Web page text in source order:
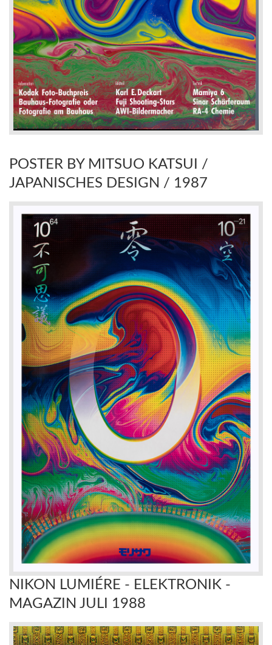
POSTER BY MITSUO KATSUI /
JAPANISCHES DESIGN / 1987
NIKON LUMIÉRE - ELEKTRONIK -
MAGAZIN JULI 1988